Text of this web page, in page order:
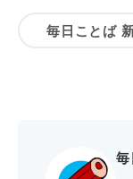
毎日ことば